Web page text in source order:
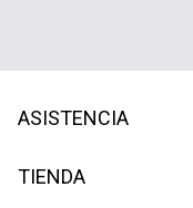
ASISTENCIA
TIENDA